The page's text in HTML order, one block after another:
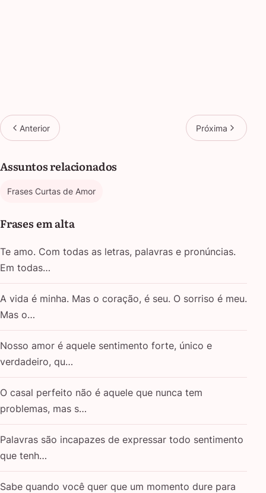
Anterior Próxima
Assuntos relacionados
Frases Curtas de Amor
Frases em alta
Te amo. Com todas as letras, palavras e pronúncias.
Em todas…
A vida é minha. Mas o coração, é seu. O sorriso é meu.
Mas o…
Nosso amor é aquele sentimento forte, único e
verdadeiro, qu…
O casal perfeito não é aquele que nunca tem
problemas, mas s…
Palavras são incapazes de expressar todo sentimento
que tenh…
Sabe quando você quer que um momento dure para